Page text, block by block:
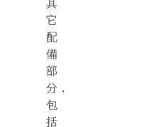
其
它
配
備
部
分，
包
括